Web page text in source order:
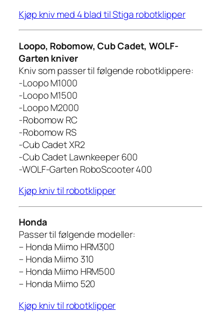
Kjøp kniv med 4 blad til Stiga robotklipper
Loopo, Robomow, Cub Cadet, WOLF-
Garten kniver
Kniv som passer til følgende robotklippere:
-Loopo M1000
-Loopo M1500
-Loopo M2000
-Robomow RC
-Robomow RS
-Cub Cadet XR2
-Cub Cadet Lawnkeeper 600
-WOLF-Garten RoboScooter 400
Kjøp kniv til robotklipper
Honda
Passer til følgende modeller:
– Honda Miimo HRM300
– Honda Miimo 310
– Honda Miimo HRM500
– Honda Miimo 520
Kjøp kniv til robotklipper